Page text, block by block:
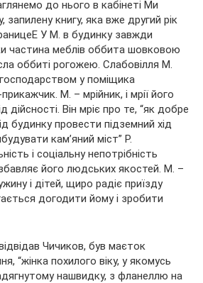
до нього в кабінеті Ми
запилену книгу, яка вже другий рік
У М. в будинку завжди
частина меблів оббита шовковою
оббиті рогожею. Слабовілля М.
у поміщика
М. – мрійник, і мрії його
дійсності. Він мріє про те, “як добре
будинку провести підземний хід
кам’яний міст” Р.
і соціальну непотрібність
його людських якостей. М. –
і дітей, щиро радіє приїзду
догодити йому і зробити
Чичиков, був маєток
“жінка похилого віку, у якомусь
нашвидку, з фланеллю на